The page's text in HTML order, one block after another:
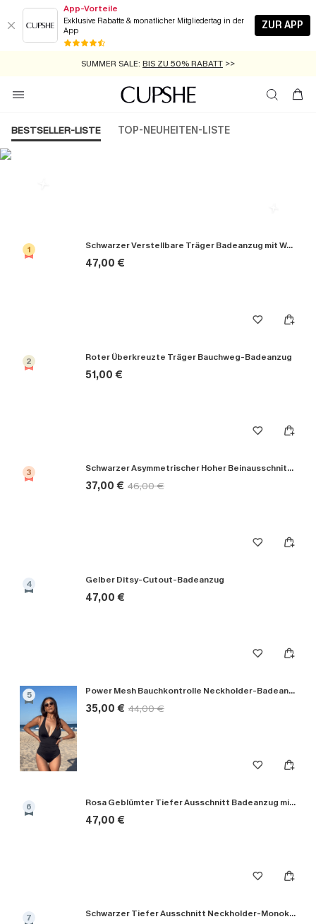
App-Vorteile
Exklusive Rabatte & monatlicher Mitgliedertag in der
App
ZUR APP
GRATIS MASSBAND MIT JEDEM SCHNELLVERSAND-ARTIKEL >>
SUMMER SALE: BIS ZU 50% RABATT >>
ZUM NEWSLETTER:BIS ZU -20% EXTRA ERHALTEN
KOSTENLOSER VERSAND AB 89 €
BESTSELLER-LISTE TOP-NEUHEITEN-LISTE
1 Schwarzer Verstellbare Träger Badeanzug mit Wellenkante
47,00 €
2 Roter Überkreuzte Träger Bauchweg-Badeanzug
51,00 €
3 Schwarzer Asymmetrischer Hoher Beinausschnitt Monokini-Badeanzug
37,00 € 46,00 €
4 Gelber Ditsy-Cutout-Badeanzug
47,00 €
5 Power Mesh Bauchkontrolle Neckholder-Badeanzug
35,00 € 44,00 €
6 Rosa Geblümter Tiefer Ausschnitt Badeanzug mit Blumenmuster
47,00 €
7 Schwarzer Tiefer Ausschnitt Neckholder-Monokini-Badeanzug